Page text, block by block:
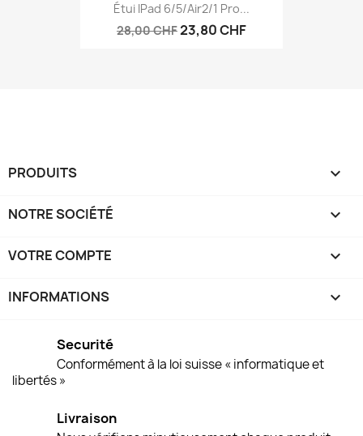
Étui IPad 6/5/Air2/1 Pro...
28,00 CHF23,80 CHF
PRODUITS 
NOTRE SOCIÉTÉ 
VOTRE COMPTE 
INFORMATIONS keyboard_arrow_down
Securité
Conformément à la loi suisse « informatique et
libertés »
Livraison